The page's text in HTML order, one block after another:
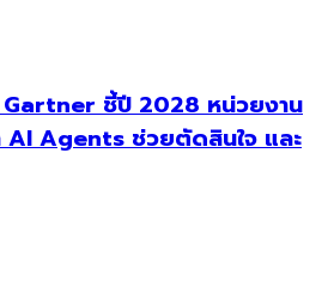
ชี้ปี 2028 หน่วยงาน
Agents ช่วยตัดสินใจ และ